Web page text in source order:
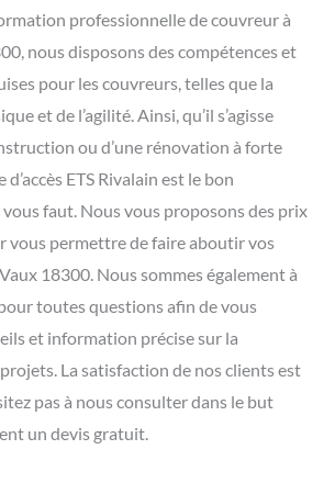
professionnelle de couvreur à
nous disposons des compétences et
pour les couvreurs, telles que la
et de l’agilité. Ainsi, qu’il s’agisse
ou d’une rénovation à forte
ETS Rivalain est le bon
faut. Nous vous proposons des prix
vous permettre de faire aboutir vos
18300. Nous sommes également à
toutes questions afin de vous
et information précise sur la
La satisfaction de nos clients est
pas à nous consulter dans le but
un devis gratuit.